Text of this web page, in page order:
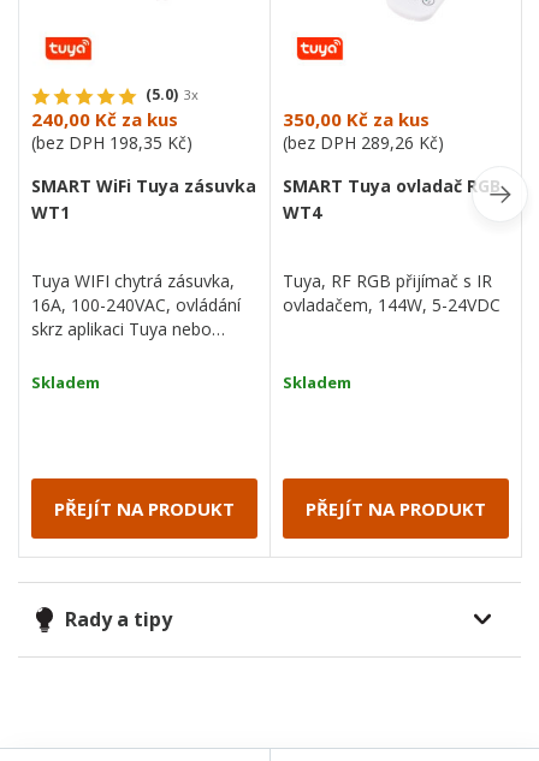
(5.0) 3x
240,00 Kč za kus
(bez DPH 198,35 Kč)
SMART WiFi Tuya zásuvka
WT1
Tuya WIFI chytrá zásuvka,
16A, 100-240VAC, ovládání
skrz aplikaci Tuya nebo
Skladem
PŘEJÍT NA PRODUKT
350,00 Kč za kus
(bez DPH 289,26 Kč)
SMART Tuya ovladač RGB
WT4
Tuya, RF RGB přijímač s IR
ovladačem, 144W, 5-24VDC
Skladem
PŘEJÍT NA PRODUKT
Rady a tipy